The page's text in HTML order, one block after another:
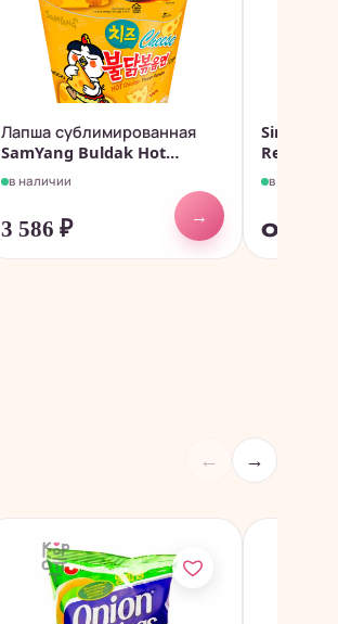
Лапша сублимированная
SamYang Buldak Hot
Chicken...
в наличии
3 586 ₽
→
Red
в наличии
от 6
← →